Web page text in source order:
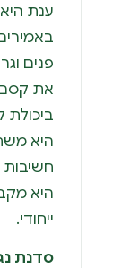
ענת
פנים
את קסם
ביכולת
היא
היא
ייחודי.
סדנת